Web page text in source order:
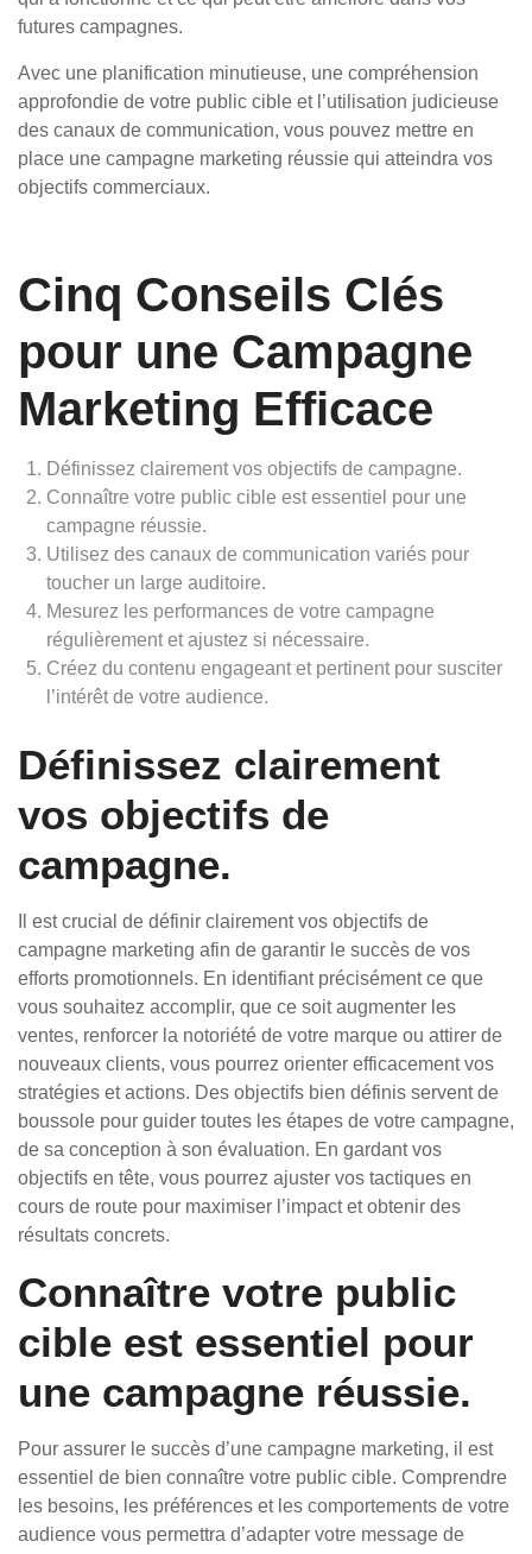
futures campagnes.
Avec une planification minutieuse, une compréhension
approfondie de votre public cible et l’utilisation judicieuse
des canaux de communication, vous pouvez mettre en
place une campagne marketing réussie qui atteindra vos
objectifs commerciaux.
Cinq Conseils Clés
pour une Campagne
Marketing Efficace
Définissez clairement vos objectifs de campagne.
Connaître votre public cible est essentiel pour une
campagne réussie.
Utilisez des canaux de communication variés pour
toucher un large auditoire.
Mesurez les performances de votre campagne
régulièrement et ajustez si nécessaire.
Créez du contenu engageant et pertinent pour susciter
l’intérêt de votre audience.
Définissez clairement
vos objectifs de
campagne.
Il est crucial de définir clairement vos objectifs de
campagne marketing afin de garantir le succès de vos
efforts promotionnels. En identifiant précisément ce que
vous souhaitez accomplir, que ce soit augmenter les
ventes, renforcer la notoriété de votre marque ou attirer de
nouveaux clients, vous pourrez orienter efficacement vos
stratégies et actions. Des objectifs bien définis servent de
boussole pour guider toutes les étapes de votre campagne,
de sa conception à son évaluation. En gardant vos
objectifs en tête, vous pourrez ajuster vos tactiques en
cours de route pour maximiser l’impact et obtenir des
résultats concrets.
Connaître votre public
cible est essentiel pour
une campagne réussie.
Pour assurer le succès d’une campagne marketing, il est
essentiel de bien connaître votre public cible. Comprendre
les besoins, les préférences et les comportements de votre
audience vous permettra d’adapter votre message de